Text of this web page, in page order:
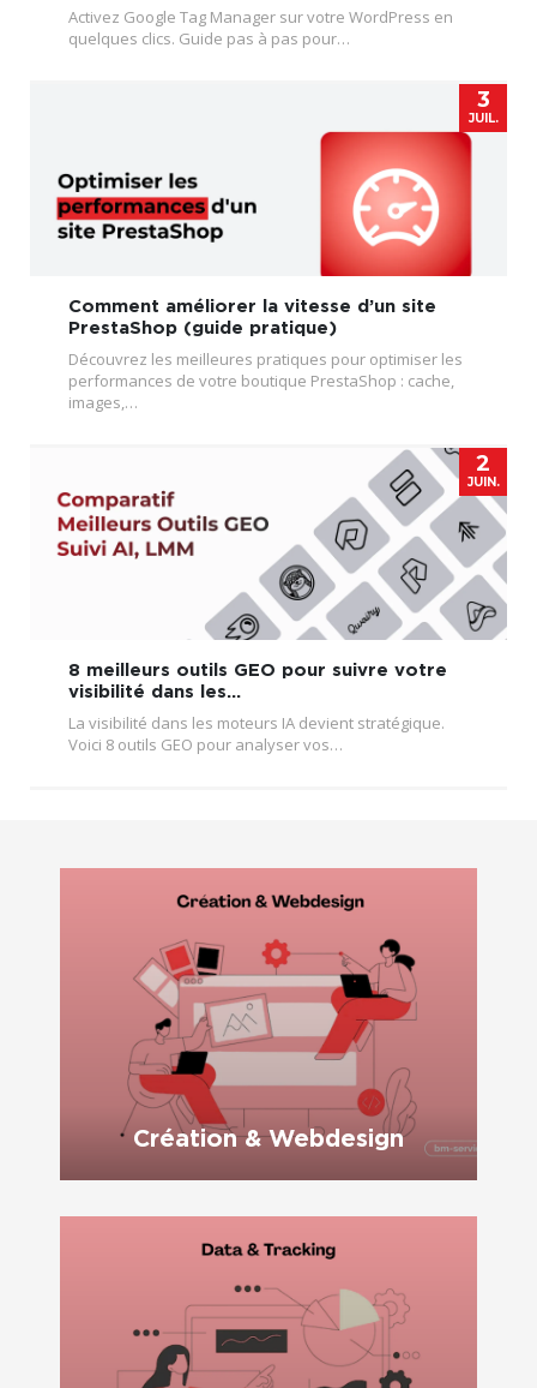
Activez Google Tag Manager sur votre WordPress en
quelques clics. Guide pas à pas pour…
3
JUIL.
Comment améliorer la vitesse d’un site
PrestaShop (guide pratique)
Découvrez les meilleures pratiques pour optimiser les
performances de votre boutique PrestaShop : cache,
images,…
2
JUIN.
8 meilleurs outils GEO pour suivre votre
visibilité dans les…
La visibilité dans les moteurs IA devient stratégique.
Voici 8 outils GEO pour analyser vos…
Création & Webdesign